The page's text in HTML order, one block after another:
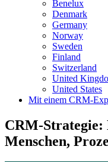
Benelux
Denmark
Germany
Norway
Sweden
Finland
Switzerland
United
United States
Mit einem CRM-
CRM-
Menschen,